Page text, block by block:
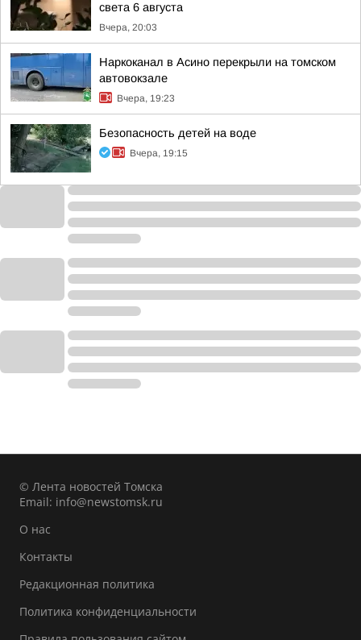
света 6 августа
Вчера, 20:03
Наркоканал в Асино перекрыли на томском
автовокзале
Вчера, 19:23
Безопасность детей на воде
Вчера, 19:15
© Лента новостей Томска
Email: info@newstomsk.ru
О нас
Контакты
Редакционная политика
Политика конфиденциальности